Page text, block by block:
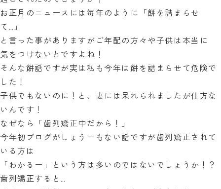
お正月のニュースには毎年のように「餅を詰まらせ
て…」
と言った事がありますがご年配の方々や子供は本当に
気をつけないとですよね！
そんな餅話ですが実は私も今年は餅を詰まらせて危険で
した！
子供でもないのに！と、妻には呆れられましたが仕方な
いんです！
なぜなら「歯列矯正中だから！」
今年初ブログがしょうーもない話ですが歯列矯正されて
いる方は
「わかるー」という方は多いのではないでしょうか！？
歯列矯正すると…